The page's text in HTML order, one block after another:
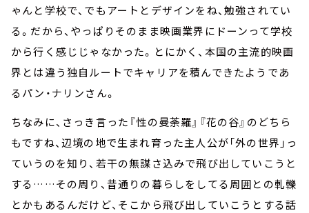
ゃんと学校で、でもアートとデザインをね、勉強されてい
る。だから、やっぱりそのまま映画業界にドーンって学校
から行く感じじゃなかった。とにかく、本国の主流的映画
界とは違う独自ルートでキャリアを積んできたようであ
るパン・ナリンさん。
ちなみに、さっき言った『性の曼荼羅』『花の谷』のどちら
もですね、辺境の地で生まれ育った主人公が「外の世界」っ
ていうのを知り、若干の無謀さ込みで飛び出していこうと
する……その周り、昔通りの暮らしをしてる周囲との軋轢
とかもあるんだけど、そこから飛び出していこうとする話